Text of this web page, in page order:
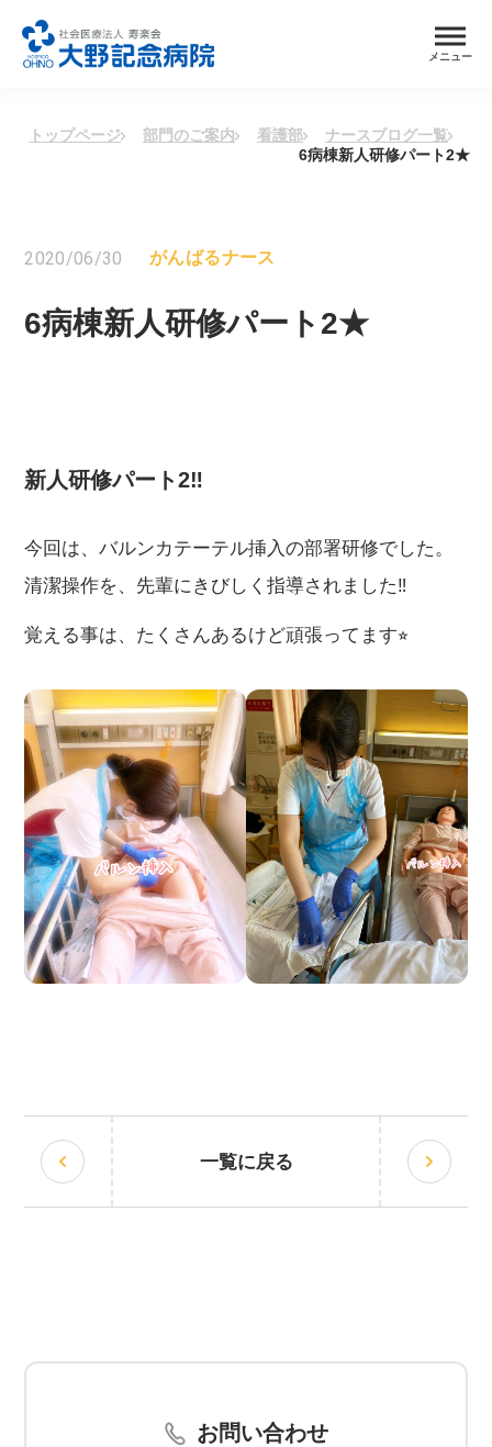
メニュー
トップページ 部門のご案内 看護部
ナースブログ一覧
6病棟新人研修パート2★
2020/06/30 がんばるナース
6病棟新人研修パート2★
新人研修パート2‼︎
今回は、バルンカテーテル挿入の部署研修でした。
清潔操作を、先輩にきびしく指導されました‼︎
覚える事は、たくさんあるけど頑張ってます⭐︎
一覧に戻る
お問い合わせ